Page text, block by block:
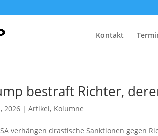
Kontakt
bestraft Richter,
2026 |Artikel, Kolumne
verhängen drastische Sanktionen gegen